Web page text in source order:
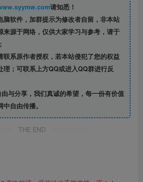
丨 www.syymw.com请知悉！
脑软件，加群提示为修改者自留， 非本站
来源于网络，仅供大家学习与参考，请于
联系原作者授权，若本站侵犯了您的权益
理；可联系上方QQ或进入QQ群进行反
与分享，我们真诚的希望，每一份有价值
自由传播。
THE END